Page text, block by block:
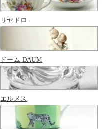
リヤドロ
ドーム DAUM
エルメス